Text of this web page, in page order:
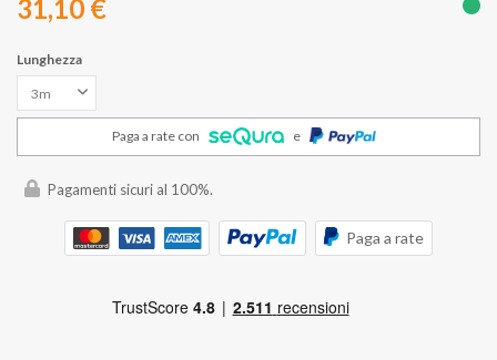
31,10 €
Lunghezza
Paga a rate con e
Pagamenti sicuri al 100%.
Paga a rate